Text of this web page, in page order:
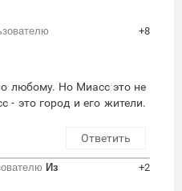
+8
любому. Но Миасс это не
- это город и его жители.
Ответить
Из
+2